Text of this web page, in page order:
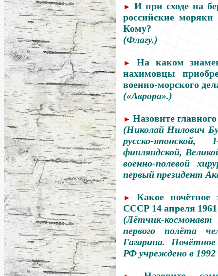
► И при сходе на
российские
Кому?
(Флагу.)
►
На каком
нахимовцы
военно-морского
(«Аврора».)
► Назовите
(Николай Нилович
русско-
финляндской,
военно-полевой
первый президент
►
Какое почётное
СССР 14 апреля 1961
(Лётчик-
первого полёта
Гагарина.
РФ учреждено в 1992